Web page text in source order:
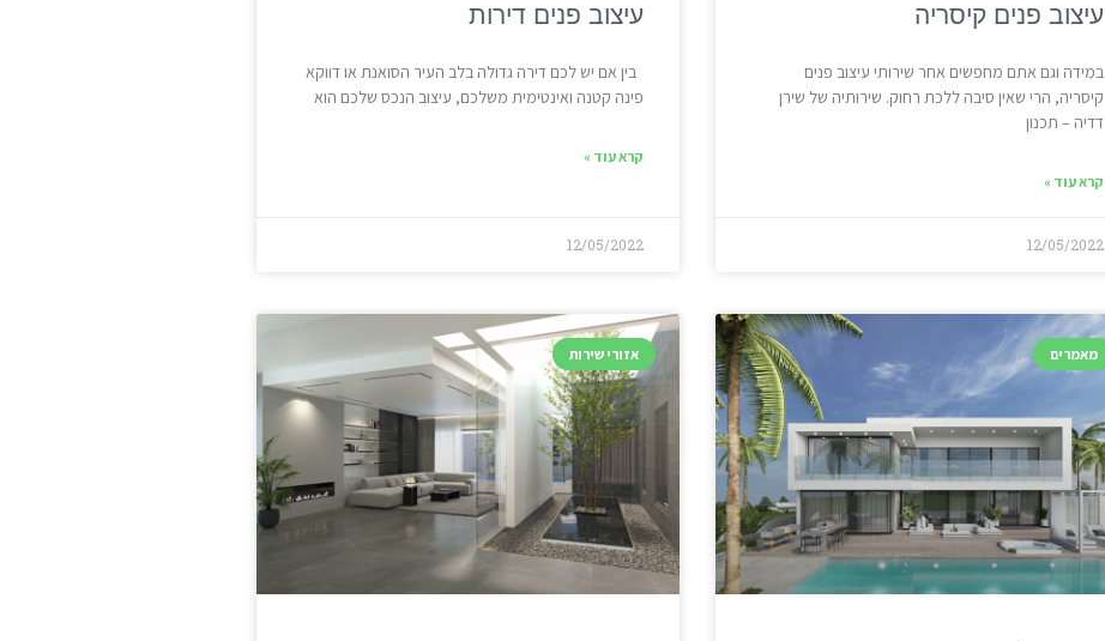
עיצוב פנים קיסריה
במידה וגם אתם מחפשים אחר שירותי עיצוב פנים
קיסריה, הרי שאין סיבה ללכת רחוק. שירותיה של שירן
דדיה – תכנון
קרא עוד »
12/05/2022
עיצוב פנים דירות
בין אם יש לכם דירה גדולה בלב העיר הסואנת או דווקא
פינה קטנה ואינטימית משלכם, עיצוב הנכס שלכם הוא
קרא עוד »
12/05/2022
מאמרים אזורי שירות